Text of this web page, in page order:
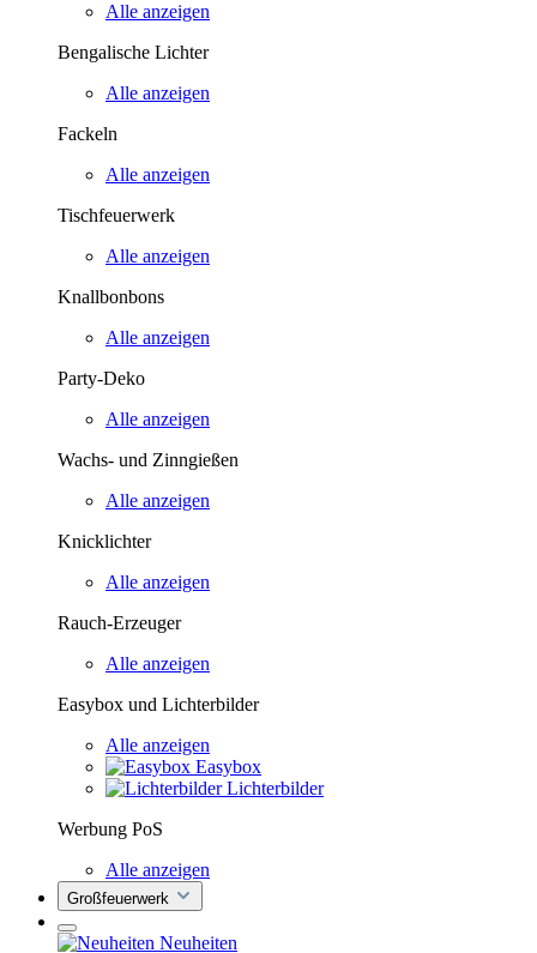
Alle anzeigen
Bengalische Lichter
Alle anzeigen
Fackeln
Alle anzeigen
Tischfeuerwerk
Alle anzeigen
Knallbonbons
Alle anzeigen
Party-Deko
Alle anzeigen
Wachs- und Zinngießen
Alle anzeigen
Knicklichter
Alle anzeigen
Rauch-Erzeuger
Alle anzeigen
Easybox und Lichterbilder
Alle anzeigen
Easybox
Lichterbilder
Werbung PoS
Alle anzeigen
Großfeuerwerk
Neuheiten